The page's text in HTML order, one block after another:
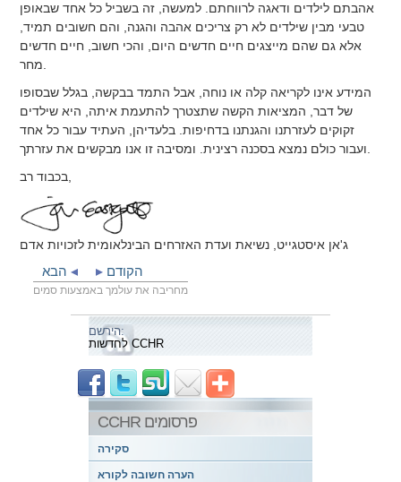
אהבתם לילדים ודאגה לרווחתם. למעשה, זה בשביל כל אחד שבאופן
טבעי מבין שילדים לא רק צריכים אהבה והגנה, והם חשובים תמיד,
אלא גם שהם מייצגים חיים חדשים היום, והכי חשוב, חיים חדשים
מחר.
המידע אינו לקריאה קלה או נוחה, אבל התמד בבקשה, בגלל שבסופו
של דבר, המציאות הקשה שתצטרך להתעמת איתה, היא שילדים
זקוקים לעזרתנו והגנתנו בדחיפות. בלעדיהן, העתיד עבור כל אחד
ועבור כולם נמצא בסכנה רצינית. ומסיבה זו אנו מבקשים את עזרתך.
בכבוד רב,
ג'אן איסטגייט, נשיאת ועדת האזרחים הבינלאומית לזכויות אדם
הבא הקודם
מחריבה את עולמך באמצעות סמים
הירשם:
לחדשות CCHR
CCHR פרסומים
סקירה
הערה חשובה לקורא